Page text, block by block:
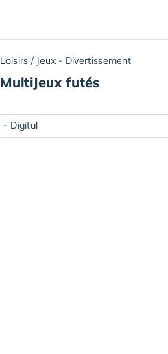
Loisirs / Jeux - Divertissement
MultiJeux futés
- Digital